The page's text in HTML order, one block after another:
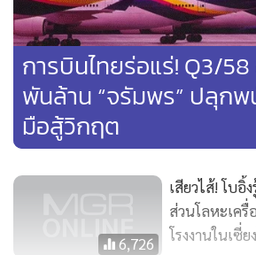
และตะวันออกได้เป็นอย่างดี
การบินไทยร่อแร่! Q3/
พันล้าน “จรัมพร” ปลุก
มือสู้วิกฤต
6,726
เสียวไส้! โบ
ส่วนโลหะเค
โรงงานในเซี่